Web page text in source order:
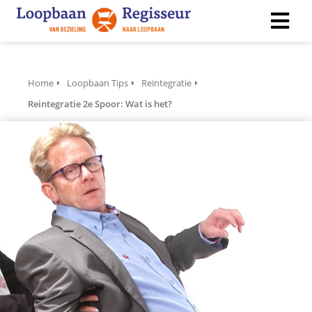
Home Loopbaan Tips
Reintegratie
Reintegratie 2e Spoor: Wat is het?
te
Ze
gebruikt
deze